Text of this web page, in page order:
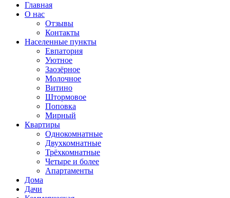
Главная
О нас
Отзывы
Контакты
Населенные пункты
Евпатория
Уютное
Заозёрное
Молочное
Витино
Штормовое
Поповка
Мирный
Квартиры
Однокомнатные
Двухкомнатные
Трёхкомнатные
Четыре и более
Апартаменты
Дома
Дачи